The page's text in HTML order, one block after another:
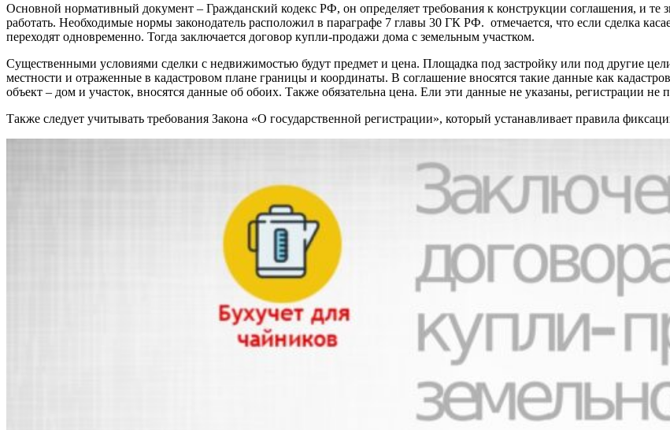
Основной нормативный документ – Гражданский кодекс РФ, он определяет требования к конструкции соглашения, и те
работать. Необходимые нормы законодатель расположил в параграфе 7 главы 30 ГК РФ. отмечается, что если сделка
переходят одновременно. Тогда заключается договор купли-продажи дома с земельным участком.
Существенными условиями сделки с недвижимостью будут предмет и цена. Площадка под застройку или под другие
местности и отраженные в кадастровом плане границы и координаты. В соглашение вносятся такие данные как
объект – дом и участок, вносятся данные об обоих. Также обязательна цена. Ели эти данные не указаны, регистрации не
Также следует учитывать требования Закона «О государственной регистрации», который устанавливает правила